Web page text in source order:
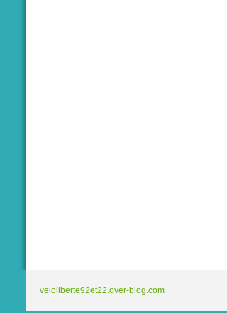
veloliberte92et22.over-blog.com